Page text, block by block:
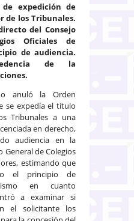
de expedición de
de los Tribunales.
del Consejo
Oficiales de
de audiencia.
de la
anuló la Orden
se expedía el título
Tribunales a una
en derecho,
audiencia en la
General de Colegios
estimando que
el principio de
en cuanto
a examinar si
el solicitante los